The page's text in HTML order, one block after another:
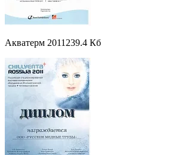
Акватерм 2011 239.4 Кб